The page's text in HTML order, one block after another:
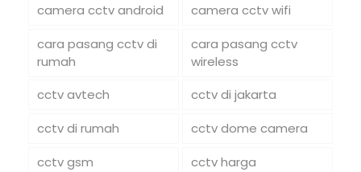
camera cctv android
camera cctv wifi
cara pasang cctv di
rumah
cara pasang cctv
wireless
cctv avtech
cctv di jakarta
cctv di rumah
cctv dome camera
cctv gsm
cctv harga